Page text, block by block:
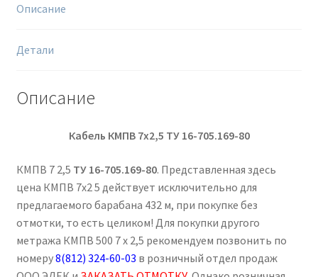
Описание
Детали
Описание
Кабель КМПВ 7х2,5 ТУ 16-705.169-80
КМПВ 7 2,5 ТУ 16-705.169-80. Представленная здесь
цена КМПВ 7х2 5 действует исключительно для
предлагаемого барабана 432 м, при покупке без
отмотки, то есть целиком! Для покупки другого
метража КМПВ 500 7 х 2,5 рекомендуем позвонить по
номеру8(812) 324-60-03 в розничный отдел продаж